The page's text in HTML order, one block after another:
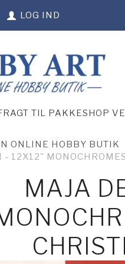
LOG IND
TIL PAKKESHOP
ONLINE HOBBY BUTIK
- 12X12"
MAJA